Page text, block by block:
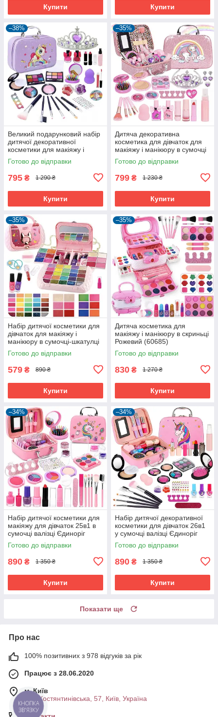
Купити Купити
–38%
Великий подарунковий набір
дитячої декоративної
косметики для макіяжу і
манікюру у валізці Єдиноріг
(60691)
Готово до відправки
795 ₴ 1 290 ₴
Купити
–35%
Дитяча декоративна
косметика для дівчаток для
макіяжу і манікюру в сумочці
валізці Єдиноріг (60692)
Готово до відправки
799 ₴ 1 230 ₴
Купити
–35%
Набір дитячої косметики для
дівчаток для макіяжу і
манікюру в сумочці-шкатулці
(60539)
Готово до відправки
579 ₴ 890 ₴
Купити
–35%
Дитяча косметика для
макіяжу і манікюру в скриньці
Рожевий (60685)
Готово до відправки
830 ₴ 1 270 ₴
Купити
–34%
Набір дитячої косметики для
макіяжу для дівчаток 25в1 в
сумочці валізці Єдиноріг
Рожевий (60535)
Готово до відправки
890 ₴ 1 350 ₴
Купити
–34%
Набір дитячої декоративної
косметики для дівчаток 26в1
у сумочці валізці Єдиноріг
Рожевий (60657)
Готово до відправки
890 ₴ 1 350 ₴
Купити
Показати ще
Про нас
100% позитивних з 978 відгуків за рік
Працює з 28.06.2020
м. Київ
вул. Костянтинівська, 57, Київ, Україна
КНОПКА
ЗВ'ЯЗКУ